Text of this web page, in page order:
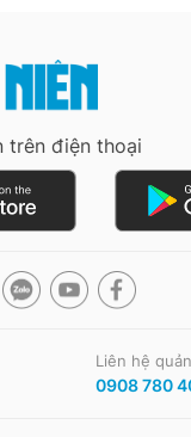
trên điện thoại
Liên hệ
0908 780